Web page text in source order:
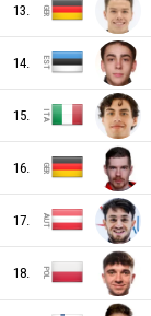
NED
SLO
13.
14.
15.
16.
17.
18.